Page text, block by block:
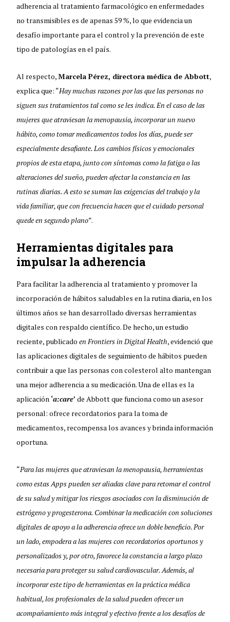
adherencia al tratamiento farmacológico en enfermedades
no transmisibles es de apenas 59 %, lo que evidencia un
desafío importante para el control y la prevención de este
tipo de patologías en el país.
Al respecto,Marcela Pérez, directora médica de Abbott,
explica que: “Hay muchas razones por las que las personas no
siguen sus tratamientos tal como se les indica. En el caso de las
mujeres que atraviesan la menopausia, incorporar un nuevo
hábito, como tomar medicamentos todos los días, puede ser
especialmente desafiante. Los cambios físicos y emocionales
propios de esta etapa, junto con síntomas como la fatiga o las
alteraciones del sueño, pueden afectar la constancia en las
rutinas diarias. A esto se suman las exigencias del trabajo y la
vida familiar, que con frecuencia hacen que el cuidado personal
quede en segundo plano”.
Herramientas digitales para
impulsar la adherencia
Para facilitar la adherencia al tratamiento y promover la
incorporación de hábitos saludables en la rutina diaria, en los
últimos años se han desarrollado diversas herramientas
digitales con respaldo científico. De hecho, un estudio
reciente, publicadoen Frontiers in Digital Health, evidenció que
las aplicaciones digitales de seguimiento de hábitos pueden
contribuir a que las personas con colesterol alto mantengan
una mejor adherencia a su medicación. Una de ellas es la
aplicación ‘a:care’ de Abbott que funciona como un asesor
personal: ofrece recordatorios para la toma de
medicamentos, recompensa los avances y brinda información
oportuna.
“Para las mujeres que atraviesan la menopausia, herramientas
como estas Apps pueden ser aliadas clave para retomar el control
de su salud y mitigar los riesgos asociados con la disminución de
estrógeno y progesterona. Combinar la medicación con soluciones
digitales de apoyo a la adherencia ofrece un doble beneficio. Por
un lado, empodera a las mujeres con recordatorios oportunos y
personalizados y, por otro, favorece la constancia a largo plazo
necesaria para proteger su salud cardiovascular. Además, al
incorporar este tipo de herramientas en la práctica médica
habitual, los profesionales de la salud pueden ofrecer un
acompañamiento más integral y efectivo frente a los desafíos de